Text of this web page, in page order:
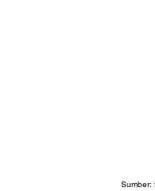
Sumber: